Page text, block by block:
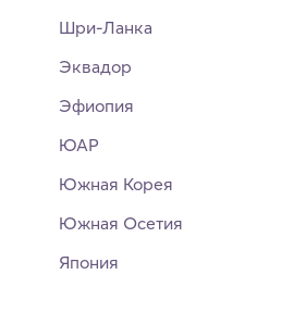
Шри-Ланка
Эквадор
Эфиопия
ЮАР
Южная Корея
Южная Осетия
Япония